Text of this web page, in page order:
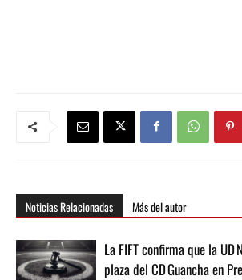
Noticias Relacionadas Más del autor
La FIFT confirma que la UD
plaza del CD Guancha en